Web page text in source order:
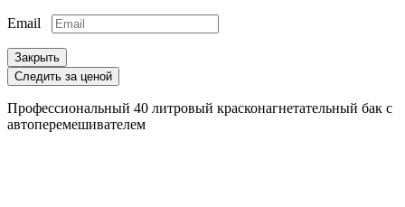
Email
Закрыть
Следить за ценой
Профессиональный 40 литровый красконагнетательный бак с
автоперемешивателем